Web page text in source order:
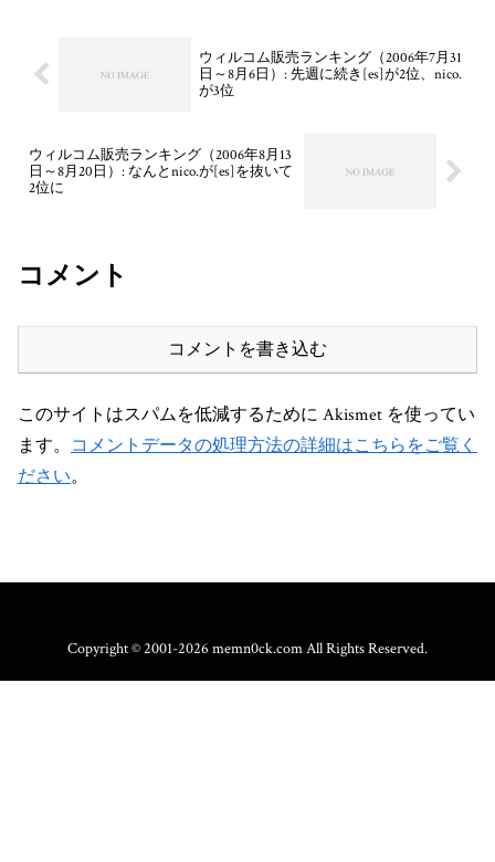
ウィルコム販売ランキング（2006年7月31
日～8月6日）: 先週に続き[es]が2位、nico.
が3位
ウィルコム販売ランキング（2006年8月13
日～8月20日）: なんとnico.が[es]を抜いて
2位に
コメント
コメントを書き込む
このサイトはスパムを低減するために Akismet を使ってい
ます。 コメントデータの処理方法の詳細はこちらをご覧く
ださい。
Copyright © 2001-2026 memn0ck.com All Rights Reserved.